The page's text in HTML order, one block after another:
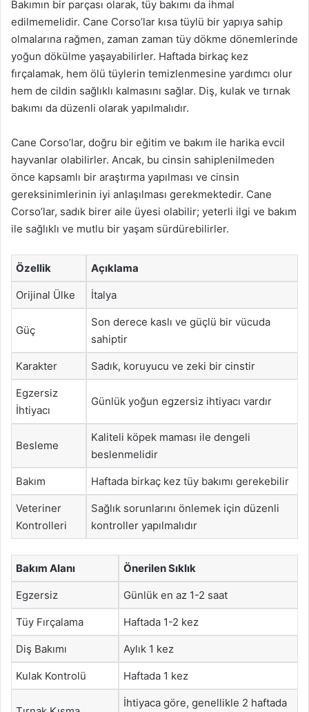
Bakımın bir parçası olarak, tüy bakımı da ihmal
edilmemelidir. Cane Corso’lar kısa tüylü bir yapıya sahip
olmalarına rağmen, zaman zaman tüy dökme dönemlerinde
yoğun dökülme yaşayabilirler. Haftada birkaç kez
fırçalamak, hem ölü tüylerin temizlenmesine yardımcı olur
hem de cildin sağlıklı kalmasını sağlar. Diş, kulak ve tırnak
bakımı da düzenli olarak yapılmalıdır.
Cane Corso’lar, doğru bir eğitim ve bakım ile harika evcil
hayvanlar olabilirler. Ancak, bu cinsin sahiplenilmeden
önce kapsamlı bir araştırma yapılması ve cinsin
gereksinimlerinin iyi anlaşılması gerekmektedir. Cane
Corso’lar, sadık birer aile üyesi olabilir; yeterli ilgi ve bakım
ile sağlıklı ve mutlu bir yaşam sürdürebilirler.
Özellik Açıklama
Orijinal Ülke İtalya
Güç
Son derece kaslı ve güçlü bir vücuda
sahiptir
Karakter Sadık, koruyucu ve zeki bir cinstir
Egzersiz
İhtiyacı
Günlük yoğun egzersiz ihtiyacı vardır
Besleme
Kaliteli köpek maması ile dengeli
beslenmelidir
Bakım Haftada birkaç kez tüy bakımı gerekebilir
Veteriner
Kontrolleri
Sağlık sorunlarını önlemek için düzenli
kontroller yapılmalıdır
Bakım Alanı Önerilen Sıklık
Egzersiz Günlük en az 1-2 saat
Tüy Fırçalama Haftada 1-2 kez
Diş Bakımı Aylık 1 kez
Kulak Kontrolü Haftada 1 kez
İhtiyaca göre, genellikle 2 haftada